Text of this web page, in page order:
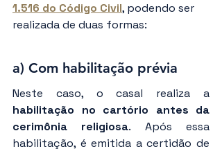
1.516 do Código Civil, podendo ser
realizada de duas formas:
a) Com habilitação prévia
habilitação no cartório antes da
cerimônia religiosa. Após essa
habilitação, é emitida a certidão de